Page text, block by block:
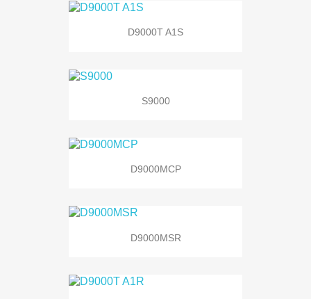
D9000T A1S
S9000
D9000MCP
D9000MSR